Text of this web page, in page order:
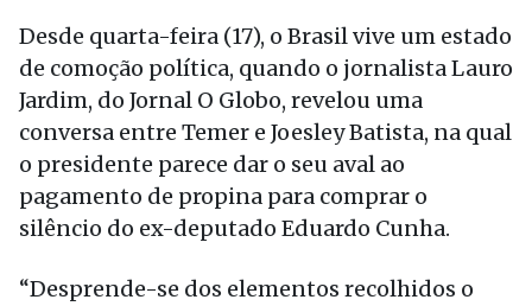
Desde quarta-feira (17), o Brasil vive um estado
de comoção política, quando o jornalista Lauro
Jardim, do Jornal O Globo, revelou uma
conversa entre Temer e Joesley Batista, na qual
o presidente parece dar o seu aval ao
pagamento de propina para comprar o
silêncio do ex-deputado Eduardo Cunha.
“Desprende-se dos elementos recolhidos o